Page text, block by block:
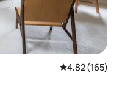
평점 4.82점(5
4.82 (165)